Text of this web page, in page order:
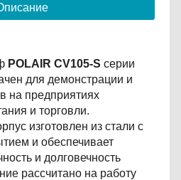
POLAIR CV105-S серии
для демонстрации и
на предприятиях
и торговли.
изготовлен из стали с
и обеспечивает
и долговечность
рассчитано на работу